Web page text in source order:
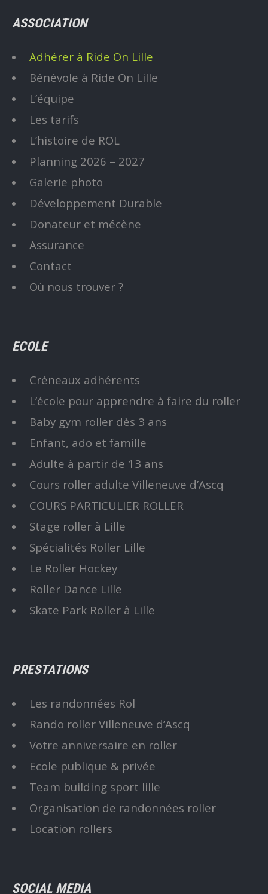
ASSOCIATION
Adhérer à Ride On Lille
Bénévole à Ride On Lille
L’équipe
Les tarifs
L’histoire de ROL
Planning 2026 – 2027
Galerie photo
Développement Durable
Donateur et mécène
Assurance
Contact
Où nous trouver ?
ECOLE
Créneaux adhérents
L’école pour apprendre à faire du roller
Baby gym roller dès 3 ans
Enfant, ado et famille
Adulte à partir de 13 ans
Cours roller adulte Villeneuve d’Ascq
COURS PARTICULIER ROLLER
Stage roller à Lille
Spécialités Roller Lille
Le Roller Hockey
Roller Dance Lille
Skate Park Roller à Lille
PRESTATIONS
Les randonnées Rol
Rando roller Villeneuve d’Ascq
Votre anniversaire en roller
Ecole publique & privée
Team building sport lille
Organisation de randonnées roller
Location rollers
SOCIAL MEDIA